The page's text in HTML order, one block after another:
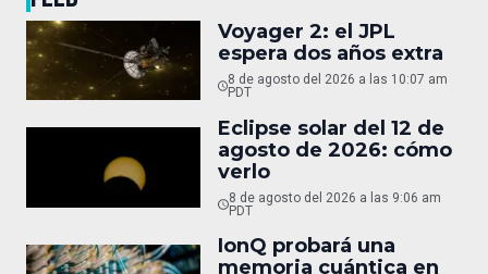
Voyager 2: el JPL
espera dos años extra
8 de agosto del 2026 a las 10:07 am
PDT
Eclipse solar del 12 de
agosto de 2026: cómo
verlo
8 de agosto del 2026 a las 9:06 am
PDT
IonQ probará una
memoria cuántica en